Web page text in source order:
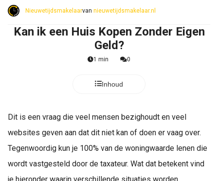
Nieuwetijdsmakelaarvan nieuwetijdsmakelaar.nl
Kan ik een Huis Kopen Zonder Eigen
Geld?
1 min 0
Inhoud
Dit is een vraag die veel mensen bezighoudt en veel
websites geven aan dat dit niet kan of doen er vaag over.
Tegenwoordig kun je 100% van de woningwaarde lenen die
wordt vastgesteld door de taxateur. Wat dat betekent vind